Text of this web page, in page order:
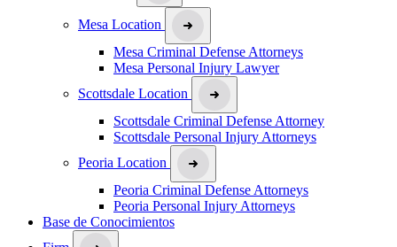
Mesa Location
Mesa Criminal Defense Attorneys
Mesa Personal Injury Lawyer
Scottsdale Location
Scottsdale Criminal Defense Attorney
Scottsdale Personal Injury Attorneys
Peoria Location
Peoria Criminal Defense Attorneys
Peoria Personal Injury Attorneys
Base de Conocimientos